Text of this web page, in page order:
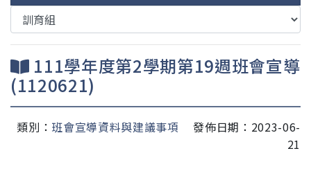
111學年度第2學期第19週班會宣導
(1120621)
類別： 班會宣導資料與建議事項
發佈日期：2023-06-
21